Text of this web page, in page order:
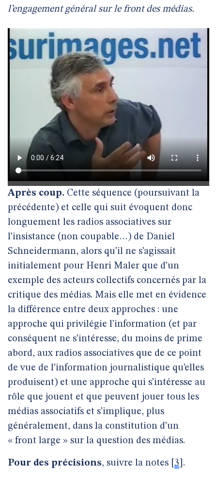
l’engagement général sur le front des médias.
Après coup. Cette séquence (poursuivant la
précédente) et celle qui suit évoquent donc
longuement les radios associatives sur
l’insistance (non coupable…) de Daniel
Schneidermann, alors qu’il ne s’agissait
initialement pour Henri Maler que d’un
exemple des acteurs collectifs concernés par la
critique des médias. Mais elle met en évidence
la différence entre deux approches : une
approche qui privilégie l’information (et par
conséquent ne s’intéresse, du moins de prime
abord, aux radios associatives que de ce point
de vue de l’information journalistique qu’elles
produisent) et une approche qui s’intéresse au
rôle que jouent et que peuvent jouer tous les
médias associatifs et s’implique, plus
généralement, dans la constitution d’un
« front large » sur la question des médias.
Pour des précisions, suivre la notes 3 .